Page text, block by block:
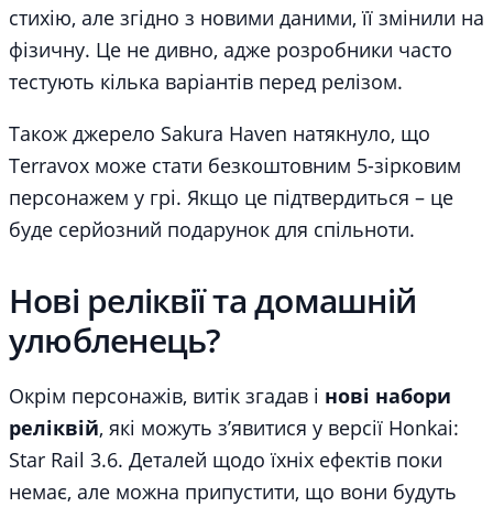
стихію, але згідно з новими даними, її змінили на
фізичну. Це не дивно, адже розробники часто
тестують кілька варіантів перед релізом.
Також джерело Sakura Haven натякнуло, що
Terravox може стати безкоштовним 5-зірковим
персонажем у грі. Якщо це підтвердиться – це
буде серйозний подарунок для спільноти.
Нові реліквії та домашній
улюбленець?
Окрім персонажів, витік згадав і нові набори
реліквій, які можуть з’явитися у версії Honkai:
Star Rail 3.6. Деталей щодо їхніх ефектів поки
немає, але можна припустити, що вони будуть